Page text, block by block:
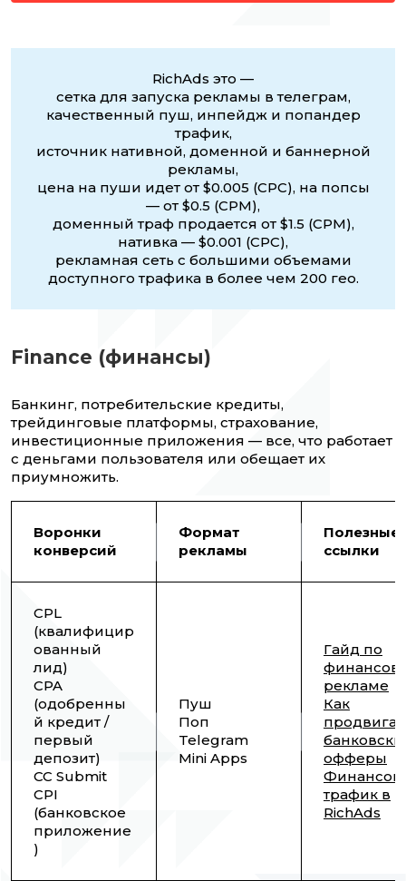
RichAds это —
сетка для запуска рекламы в телеграм,
качественный пуш, инпейдж и попандер
трафик,
источник нативной, доменной и баннерной
рекламы,
цена на пуши идет от $0.005 (CPC), на попсы
— от $0.5 (CPM),
доменный траф продается от $1.5 (CPM),
нативка — $0.001 (CPC),
рекламная сеть с большими объемами
доступного трафика в более чем 200 гео.
Finance (финансы)
Банкинг, потребительские кредиты,
трейдинговые платформы, страхование,
инвестиционные приложения — все, что работает
с деньгами пользователя или обещает их
приумножить.
Воронки
конверсий
Формат
рекламы
Полезные
ссылки
CPL
(квалифицир
ованный
лид)
CPA
(одобренны
й кредит /
первый
депозит)
CC Submit
CPI
(банковское
приложение
)
Пуш
Поп
Telegram
Mini Apps
Гайд по
рекламе
Как
офферы
трафик в
RichAds